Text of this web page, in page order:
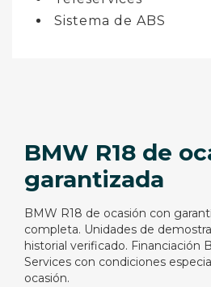
Sistema de ABS
BMW R18 de
garantizada
BMW R18 de ocasión con
completa. Unidades de
historial verificado. Financiación
Services con condiciones
ocasión.